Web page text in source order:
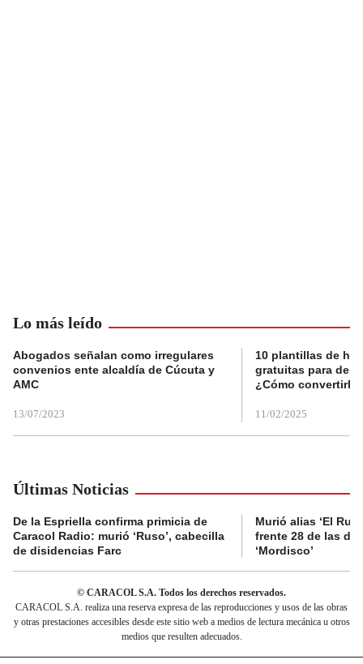
Lo más leído
Abogados señalan como irregulares
convenios ente alcaldía de Cúcuta y
AMC
13/07/2023
10 plantillas de
gratuitas para
¿Cómo convertirla
11/02/2025
Últimas Noticias
De la Espriella confirma primicia de
Caracol Radio: murió ‘Ruso’, cabecilla
de disidencias Farc
Murió alias ‘El
frente 28 de las
‘Mordisco’
© CARACOL S.A. Todos los derechos reservados.
CARACOL S.A. realiza una reserva expresa de las reproducciones y usos de las obras
y otras prestaciones accesibles desde este sitio web a medios de lectura mecánica u otros
medios que resulten adecuados.